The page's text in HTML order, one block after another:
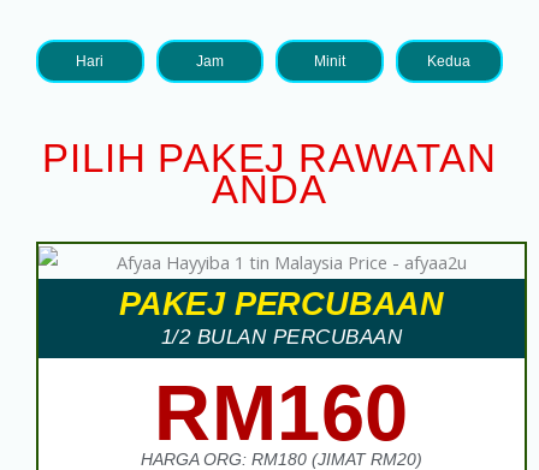
Hari Jam Minit Kedua
PILIH PAKEJ RAWATAN
ANDA
PAKEJ PERCUBAAN
1/2 BULAN PERCUBAAN
RM160
HARGA ORG: RM180 (JIMAT RM20)